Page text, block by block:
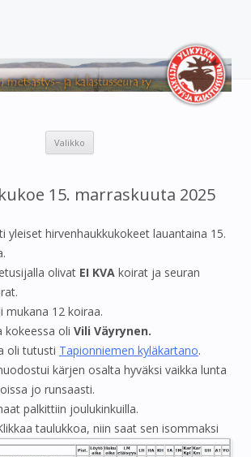
ry
Valikko
15. marraskuuta 2025
yleiset hirvenhaukkukokeet lauantaina 15.
olivat EI KVA koirat ja seuran
mukana 12 koiraa.
kokeessa oli Vili Väyrynen.
oli tutusti Tapionniemen kyläkartano.
kärjen osalta hyväksi vaikka lunta
jo runsaasti.
palkittiin joulukinkuilla.
taulukkoa, niin saat sen isommaksi